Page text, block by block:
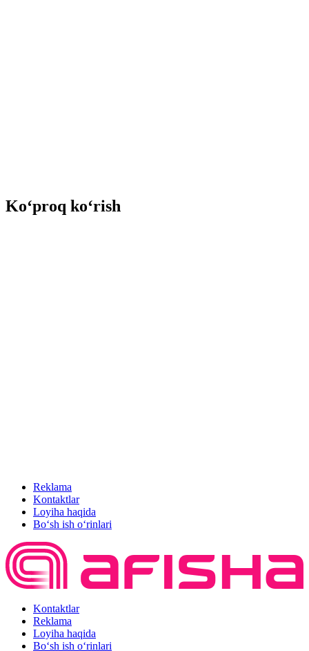
Ko‘proq ko‘rish
Reklama
Kontaktlar
Loyiha haqida
Bo‘sh ish o‘rinlari
Kontaktlar
Reklama
Loyiha haqida
Bo‘sh ish o‘rinlari